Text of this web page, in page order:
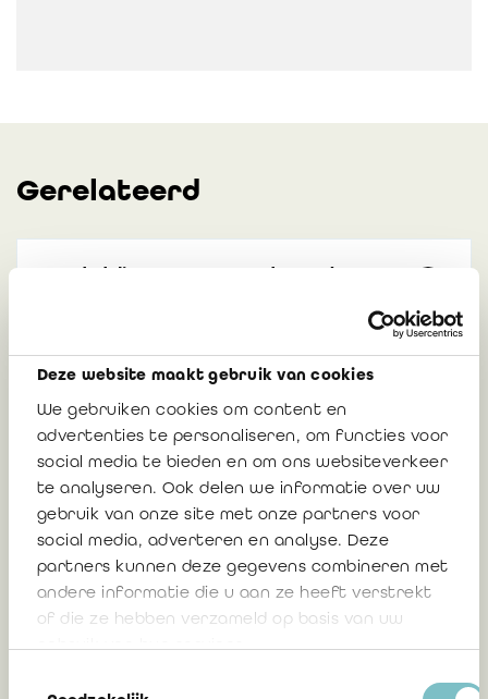
Deze website maakt gebruik van cookies
We gebruiken cookies om content en
advertenties te personaliseren, om functies voor
social media te bieden en om ons websiteverkeer
te analyseren. Ook delen we informatie over uw
gebruik van onze site met onze partners voor
social media, adverteren en analyse. Deze
partners kunnen deze gegevens combineren met
andere informatie die u aan ze heeft verstrekt
of die ze hebben verzameld op basis van uw
Gerelateerd
Mededeling 2025/10: Tweede openbare
beroepsbeoefenaar met betrekking tot
de controle van fusie- en
splitsingsverrichtingen van
vennootschappen
3 juli 2025
Mededeling 2025/10: Tweede openbare